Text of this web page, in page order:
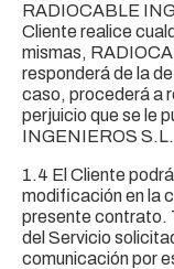
RADIOCABLE
Cliente realice
mismas,
responderá de la
caso, procederá a
perjuicio que se le
INGENIEROS
1.4 El Cliente
modificación en la
presente contrato.
del Servicio
comunicación por